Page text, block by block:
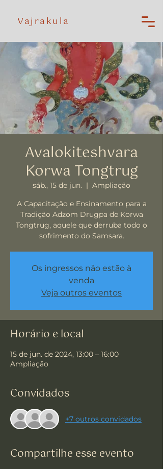
Vajrakula
Avalokiteshvara
Korwa Tongtrug
sáb., 15 de jun.
  |
Ampliação
A Capacitação e Ensinamento para a
Tradição Adzom Drugpa de Korwa
Tongtrug, aquele que derruba todo o
sofrimento do Samsara.
Os ingressos não estão à
venda
Veja outros eventos
Horário e local
15 de jun. de 2024, 13:00 – 16:00
Ampliação
Convidados
+7 outros convidados
Compartilhe esse evento